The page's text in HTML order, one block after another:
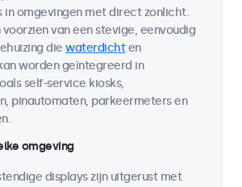
in omgevingen met direct zonlicht.
voorzien van een stevige, eenvoudig
die waterdichten
worden geïntegreerd in
self-service kiosks,
pinautomaten, parkeermeters en
omgeving
displays zijn uitgerust met